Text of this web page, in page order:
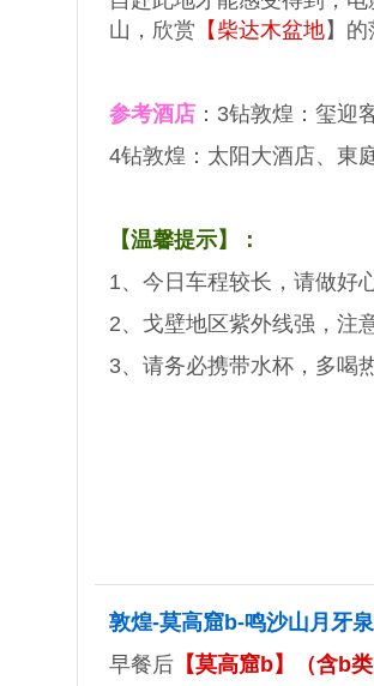
山，欣赏 【柴达木盆地】
参考酒店 ：3钻敦煌：玺迎
4钻敦煌：太阳大酒店、東
【温馨提示】：
1、今日车程较长，请做好
2、戈壁地区紫外线强，注
3、请务必携带水杯，多喝
敦煌-莫高窟b-鸣沙山月牙
早餐后 【莫高窟b】（含b